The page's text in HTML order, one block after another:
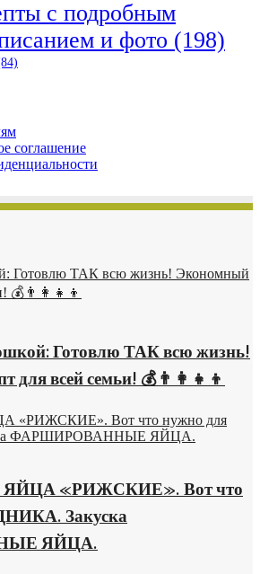
с подробным
и фото (198)
соглашение
Готовлю ТАК всю жизнь! Экономный
💰👨👩👧👦
Готовлю ТАК всю жизнь!
для всей семьи! 💰👨👩👧👦
«РИЖСКИЕ». Вот что нужно для
ФАРШИРОВАННЫЕ ЯЙЦА.
ЯЙЦА «РИЖСКИЕ». Вот что
Закуска
ЯЙЦА.